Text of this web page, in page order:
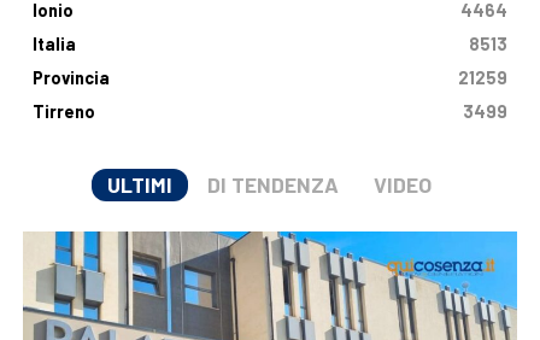
Ionio
4464
Italia
8513
Provincia
21259
Tirreno
3499
ULTIMI DI TENDENZA VIDEO